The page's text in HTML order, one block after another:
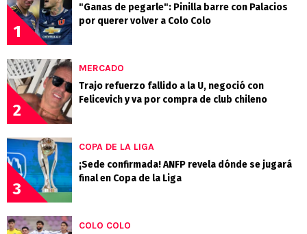
1
"Ganas de pegarle": Pinilla barre con Palacios
por querer volver a Colo Colo
2
MERCADO
Trajo refuerzo fallido a la U, negoció con
Felicevich y va por compra de club chileno
3
COPA DE LA LIGA
¡Sede confirmada! ANFP revela dónde se jugará
final en Copa de la Liga
COLO COLO